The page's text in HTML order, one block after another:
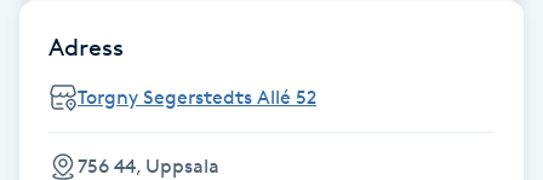
Fotvård
Adress
Torgny Segerstedts Allé 52
756 44, Uppsala